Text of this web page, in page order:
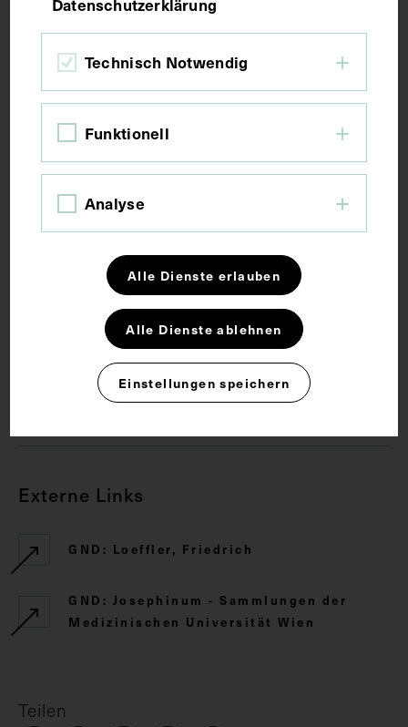
Kurzbeschreibung
Vorderseitig mit zwei Stempeln des Instituts für
Geschichte der Medizin, Wien, versehen. Neg III
130/6
Bakteriologie Virologie
Externe Links
GND: Loeffler, Friedrich
GND: Josephinum - Sammlungen der
Medizinischen Universität Wien
Teilen
Datenschutzerklärung
Technisch Notwendig
Funktionell
Analyse
Alle Dienste erlauben
Alle Dienste ablehnen
Einstellungen speichern